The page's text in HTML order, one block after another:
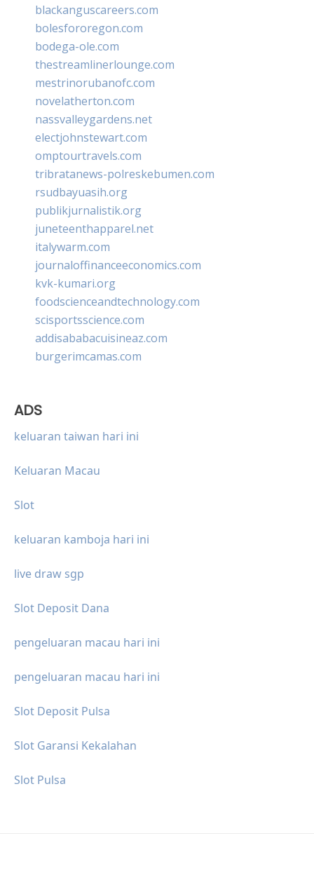
blackanguscareers.com
bolesfororegon.com
bodega-ole.com
thestreamlinerlounge.com
mestrinorubanofc.com
novelatherton.com
nassvalleygardens.net
electjohnstewart.com
omptourtravels.com
tribratanews-polreskebumen.com
rsudbayuasih.org
publikjurnalistik.org
juneteenthapparel.net
italywarm.com
journaloffinanceeconomics.com
kvk-kumari.org
foodscienceandtechnology.com
scisportsscience.com
addisababacuisineaz.com
burgerimcamas.com
ADS
keluaran taiwan hari ini
Keluaran Macau
Slot
keluaran kamboja hari ini
live draw sgp
Slot Deposit Dana
pengeluaran macau hari ini
pengeluaran macau hari ini
Slot Deposit Pulsa
Slot Garansi Kekalahan
Slot Pulsa